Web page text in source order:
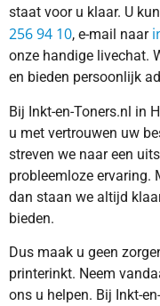
staat voor u klaar. U
256 94 10, e-mail naar
onze handige livechat.
en bieden persoonlijk
Bij Inkt-en-Toners.nl in
u met vertrouwen uw
streven we naar een
probleemloze ervaring.
dan staan we altijd
bieden.
Dus maak u geen
printerinkt. Neem
ons u helpen. Bij Inkt-